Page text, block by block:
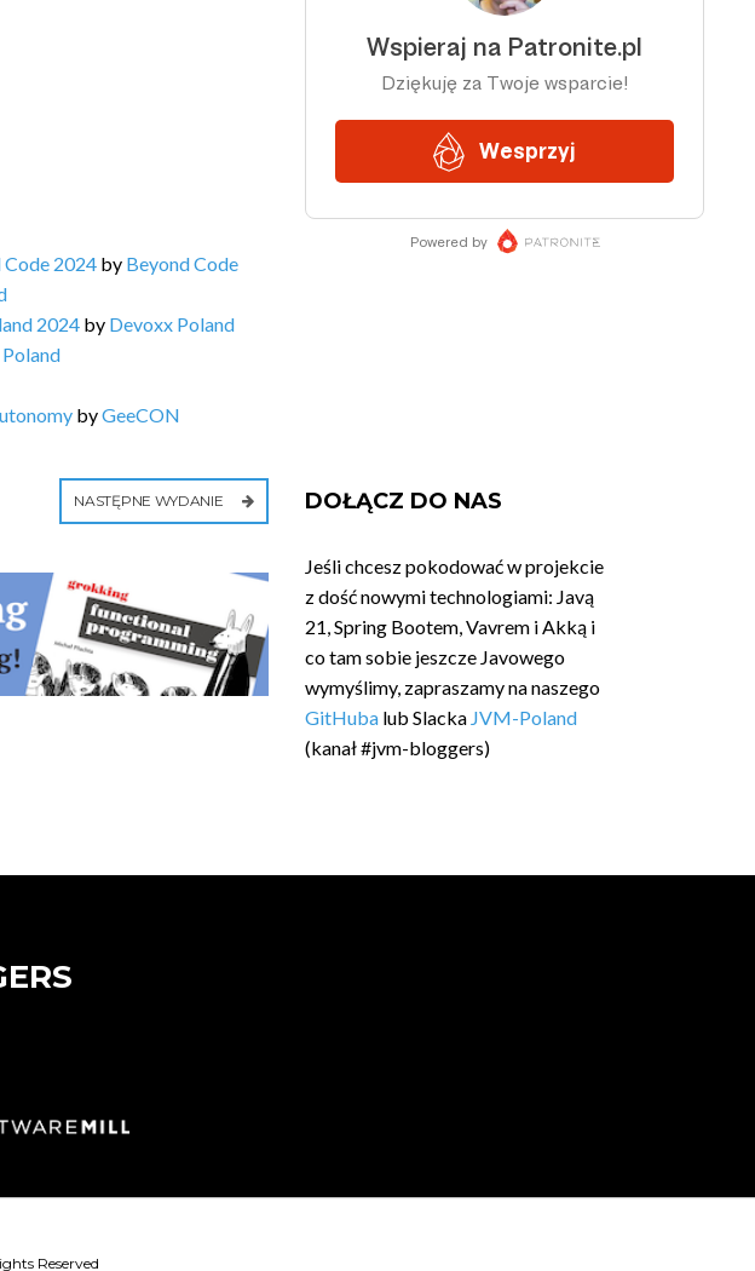
Code 2024 by Beyond Code
2024 by Devoxx Poland
byGeeCON
NASTĘPNE WYDANIE DOŁĄCZ DO NAS
Jeśli chcesz pokodować w projekcie
z dość nowymi technologiami: Javą
21, Spring Bootem, Vavrem i Akką i
co tam sobie jeszcze Javowego
wymyślimy, zapraszamy na naszego
GitHuba lub Slacka JVM-Poland
(kanał #jvm-bloggers)
Reserved